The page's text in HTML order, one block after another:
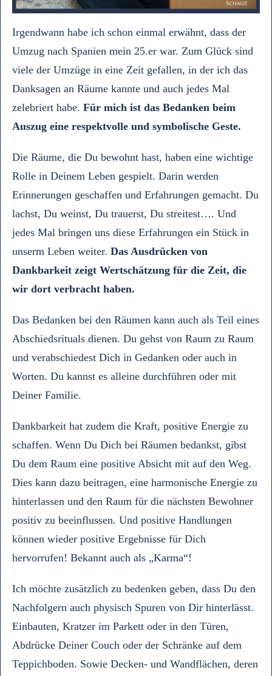
Irgendwann habe ich schon einmal erwähnt, dass der
Umzug nach Spanien mein 25.er war. Zum Glück sind
viele der Umzüge in eine Zeit gefallen, in der ich das
Danksagen an Räume kannte und auch jedes Mal
zelebriert habe. Für mich ist das Bedanken beim
Auszug eine respektvolle und symbolische Geste.
Die Räume, die Du bewohnt hast, haben eine wichtige
Rolle in Deinem Leben gespielt. Darin werden
Erinnerungen geschaffen und Erfahrungen gemacht. Du
lachst, Du weinst, Du trauerst, Du streitest…. Und
jedes Mal bringen uns diese Erfahrungen ein Stück in
unserm Leben weiter. Das Ausdrücken von
Dankbarkeit zeigt Wertschätzung für die Zeit, die
wir dort verbracht haben.
Das Bedanken bei den Räumen kann auch als Teil eines
Abschiedsrituals dienen. Du gehst von Raum zu Raum
und verabschiedest Dich in Gedanken oder auch in
Worten. Du kannst es alleine durchführen oder mit
Deiner Familie.
Dankbarkeit hat zudem die Kraft, positive Energie zu
schaffen. Wenn Du Dich bei Räumen bedankst, gibst
Du dem Raum eine positive Absicht mit auf den Weg.
Dies kann dazu beitragen, eine harmonische Energie zu
hinterlassen und den Raum für die nächsten Bewohner
positiv zu beeinflussen. Und positive Handlungen
können wieder positive Ergebnisse für Dich
hervorrufen! Bekannt auch als „Karma“!
Ich möchte zusätzlich zu bedenken geben, dass Du den
Nachfolgern auch physisch Spuren von Dir hinterlässt.
Einbauten, Kratzer im Parkett oder in den Türen,
Abdrücke Deiner Couch oder der Schränke auf dem
Teppichboden. Sowie Decken- und Wandflächen, deren